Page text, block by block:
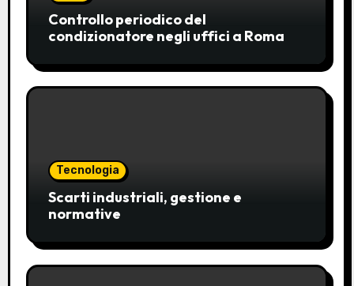
Controllo periodico del
condizionatore negli uffici a Roma
Tecnologia
Scarti industriali, gestione e
normative